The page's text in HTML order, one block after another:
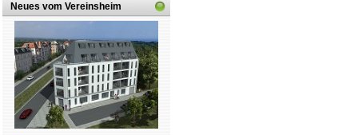
Neues vom Vereinsheim